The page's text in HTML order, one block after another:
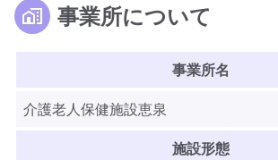
事業所について
事業所名
介護老人保健施設恵泉
施設形態